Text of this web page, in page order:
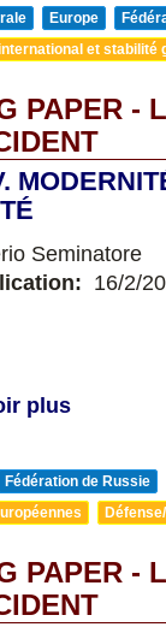
Europe
et stabilité
PAPER -
Seminatore
16/2/
plus
Fédération de Russie
PAPER -